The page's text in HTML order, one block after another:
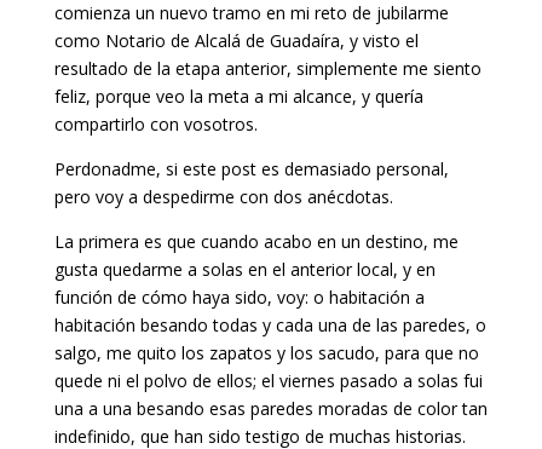
comienza un nuevo tramo en mi reto de jubilarme
como Notario de Alcalá de Guadaíra, y visto el
resultado de la etapa anterior, simplemente me siento
feliz, porque veo la meta a mi alcance, y quería
compartirlo con vosotros.
Perdonadme, si este post es demasiado personal,
pero voy a despedirme con dos anécdotas.
La primera es que cuando acabo en un destino, me
gusta quedarme a solas en el anterior local, y en
función de cómo haya sido, voy: o habitación a
habitación besando todas y cada una de las paredes, o
salgo, me quito los zapatos y los sacudo, para que no
quede ni el polvo de ellos; el viernes pasado a solas fui
una a una besando esas paredes moradas de color tan
indefinido, que han sido testigo de muchas historias.